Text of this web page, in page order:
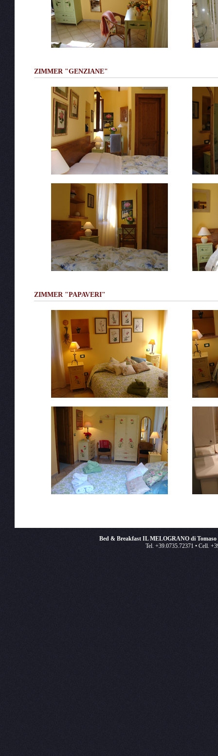
ZIMMER "GENZIANE"
ZIMMER "PAPAVERI"
Bed & Breakfast IL MELOGRANO di Tomaso
Tel. +39.0735.72371 • Cell.